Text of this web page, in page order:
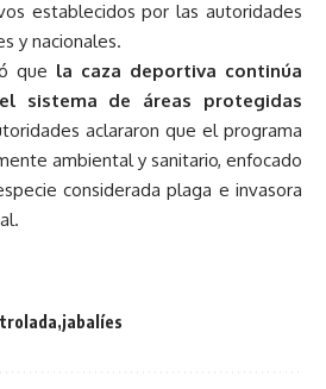
establecidos por las autoridades
y nacionales.
que la caza deportiva continúa
sistema de áreas protegidas
aclararon que el programa
ambiental y sanitario, enfocado
considerada plaga e invasora
jabalíes